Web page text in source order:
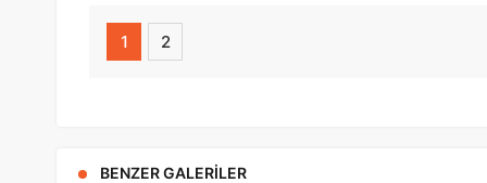
1 2
BENZER GALERILER